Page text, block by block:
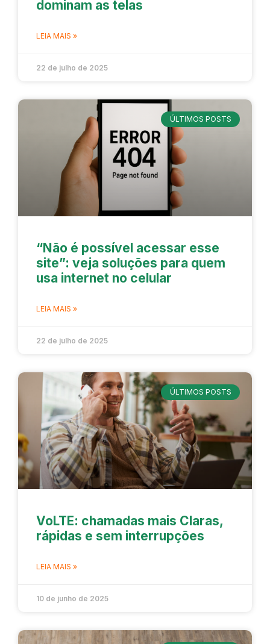
dominam as telas
LEIA MAIS »
22 de julho de 2025
ÚLTIMOS POSTS
“Não é possível acessar esse
site”: veja soluções para quem
usa internet no celular
LEIA MAIS »
22 de julho de 2025
ÚLTIMOS POSTS
VoLTE: chamadas mais Claras,
rápidas e sem interrupções
LEIA MAIS »
10 de junho de 2025